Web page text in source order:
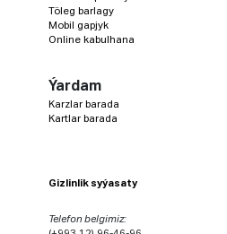
Töleg barlagy
Mobil gapjyk
Online kabulhana
Ýardam
Karzlar barada
Kartlar barada
Gizlinlik syýasaty
Telefon belgimiz: